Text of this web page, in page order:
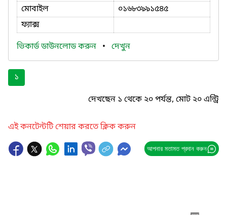
মোবাইল
০১৬৮৩৯৯১৫৪৫
ফ্যাক্স
ভিকার্ড ডাউনলোড করুন • দেখুন
১
দেখছেন ১ থেকে ২০ পর্যন্ত, মোট ২০ এন্ট্রি
এই কনটেন্টটি শেয়ার করতে ক্লিক করুন
আপনার মতামত প্রদান করুন